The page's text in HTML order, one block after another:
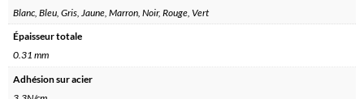
Blanc, Bleu, Gris, Jaune, Marron, Noir, Rouge, Vert
Épaisseur totale
0.31 mm
Adhésion sur acier